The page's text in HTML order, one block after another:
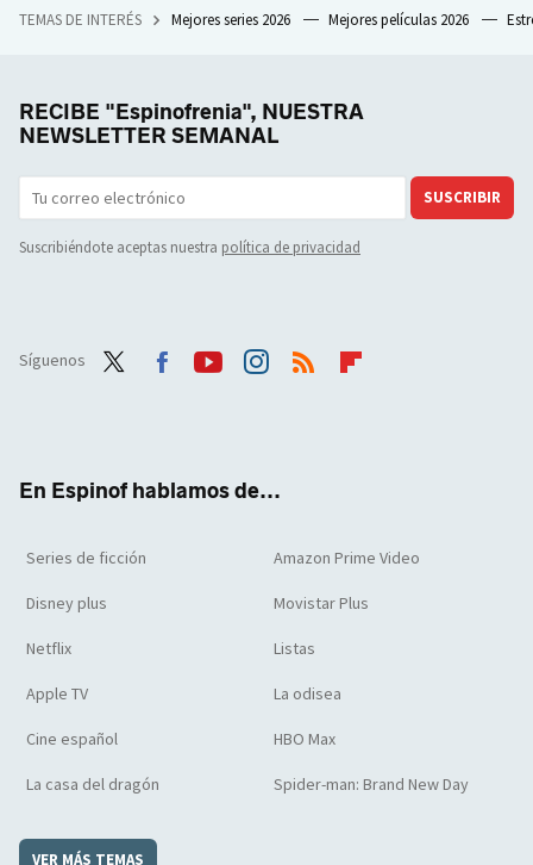
TEMAS DE INTERÉS Mejores series 2026 Mejores películas 2026
RECIBE "Espinofrenia", NUESTRA
NEWSLETTER SEMANAL
SUSCRIBIR
Suscribiéndote aceptas nuestra política de privacidad
Síguenos
En Espinof hablamos de...
Series de ficción Amazon Prime Video
Disney plus Movistar Plus
Netflix Listas
Apple TV La odisea
Cine español HBO Max
La casa del dragón Spider-man: Brand New Day
VER MÁS TEMAS